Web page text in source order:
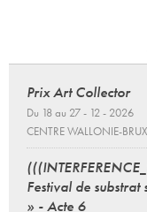
Prix Art Collector
Du 18 au 27 - 12 - 2026
CENTRE WALLONIE-
Festival de substrat
» - Acte 6